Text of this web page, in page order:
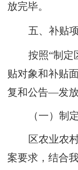
放完毕。
五、补贴
按照“制定
贴对象和补贴
复和公告—发放
（一） 制
区农业农
案要求，结合